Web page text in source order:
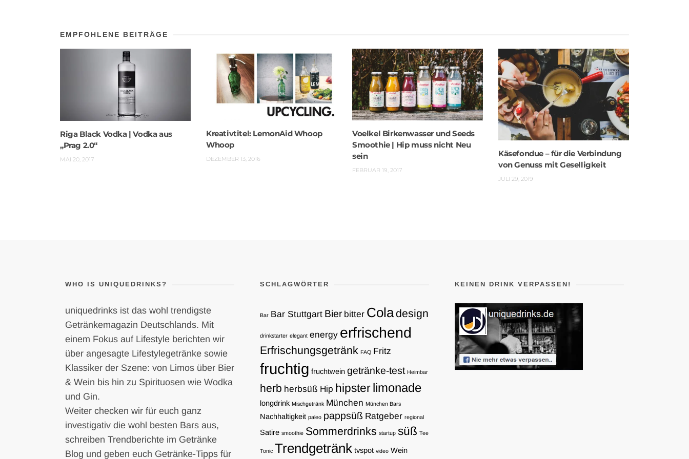
EMPFOHLENE BEITRÄGE
Riga Black Vodka | Vodka aus
„Prag 2.0“
MAI 20, 2017
Kreativtitel: LemonAid Whoop
Whoop
DEZEMBER 13, 2016
Voelkel Birkenwasser und Seeds
Smoothie | Hip muss nicht Neu
sein
FEBRUAR 19, 2017
Käsefondue – für die Verbindung
von Genuss mit Geselligkeit
JULI 29, 2019
WHO IS UNIQUEDRINKS?
uniquedrinks ist das wohl trendigste
Getränkemagazin Deutschlands. Mit
einem Fokus auf Lifestyle berichten wir
über angesagte Lifestylegetränke sowie
Klassiker der Szene: von Limos über Bier
& Wein bis hin zu Spirituosen wie Wodka
und Gin.
Weiter checken wir für euch ganz
investigativ die wohl besten Bars aus,
schreiben Trendberichte im Getränke
Blog und geben euch Getränke-Tipps für
SCHLAGWÖRTER
Bar Bar Stuttgart Bier bitter Coladesign
drinkstarter elegant energy erfrischend
Erfrischungsgetränk FAQ Fritz
fruchtig fruchtwein getränke-test Heimbar
herb herbsüß Hip hipsterlimonade
longdrink Mischgetränk München München Bars
Nachhaltigkeit paleo pappsüß Ratgeber regional
Satire smoothie Sommerdrinks startup süß Tee
Tonic Trendgetränk tvspot video Wein
KEINEN DRINK VERPASSEN!